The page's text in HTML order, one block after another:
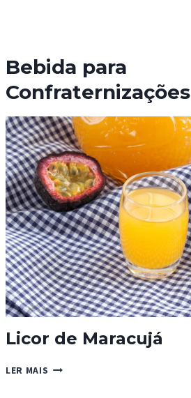
Bebida para
Confraternizações
Licor de Maracujá
LER MAIS LICOR